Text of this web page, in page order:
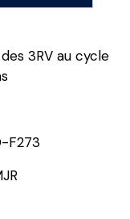
3RV au cycle
F273